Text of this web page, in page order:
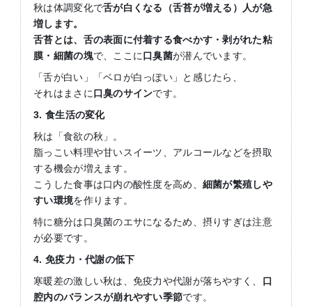
秋は体調変化で舌が白くなる（舌苔が増える）人が急
増します。
舌苔とは、舌の表面に付着する食べかす・剥がれた粘
膜・細菌の塊で、ここに口臭菌が潜んでいます。
「舌が白い」「ベロが白っぽい」と感じたら、
それはまさに口臭のサインです。
3. 食生活の変化
秋は「食欲の秋」。
脂っこい料理や甘いスイーツ、アルコールなどを摂取
する機会が増えます。
こうした食事は口内の酸性度を高め、 細菌が繁殖しや
すい環境を作ります。
特に糖分は口臭菌のエサになるため、摂りすぎは注意
が必要です。
4. 免疫力・代謝の低下
寒暖差の激しい秋は、免疫力や代謝が落ちやすく、 口
腔内のバランスが崩れやすい季節です。